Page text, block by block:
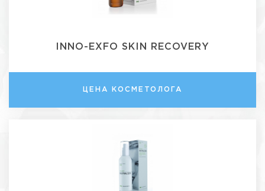
INNO-EXFO SKIN RECOVERY
ЦЕНА КОСМЕТОЛОГА